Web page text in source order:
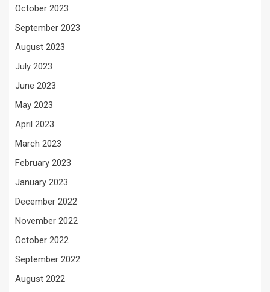
October 2023
September 2023
August 2023
July 2023
June 2023
May 2023
April 2023
March 2023
February 2023
January 2023
December 2022
November 2022
October 2022
September 2022
August 2022